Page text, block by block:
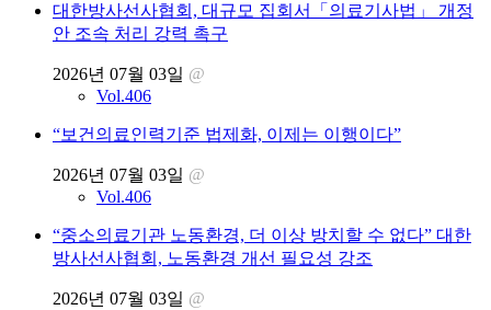
대한방사선사협회, 대규모 집회서「의료기사법」 개정
안 조속 처리 강력 촉구
2026년 07월 03일 @
Vol.406
“보건의료인력기준 법제화, 이제는 이행이다”
2026년 07월 03일 @
Vol.406
“중소의료기관 노동환경, 더 이상 방치할 수 없다” 대한
방사선사협회, 노동환경 개선 필요성 강조
2026년 07월 03일 @